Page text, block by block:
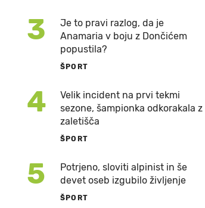
3
Je to pravi razlog, da je
Anamaria v boju z Dončićem
popustila?
ŠPORT
4
Velik incident na prvi tekmi
sezone, šampionka odkorakala z
zaletišča
ŠPORT
5
Potrjeno, sloviti alpinist in še
devet oseb izgubilo življenje
ŠPORT